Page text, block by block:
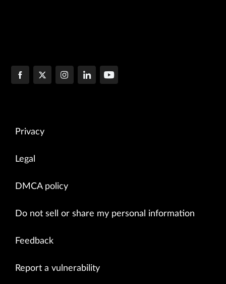
Privacy
Legal
DMCA policy
Do not sell or share my personal information
Feedback
Report a vulnerability